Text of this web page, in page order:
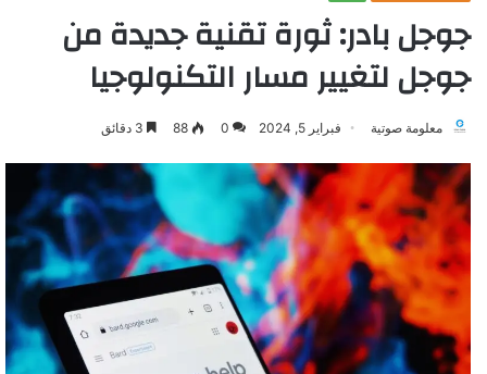
جوجل بادر: ثورة تقنية جديدة من
جوجل لتغيير مسار التكنولوجيا
معلومة صوتية فبراير 5, 2024 0
88